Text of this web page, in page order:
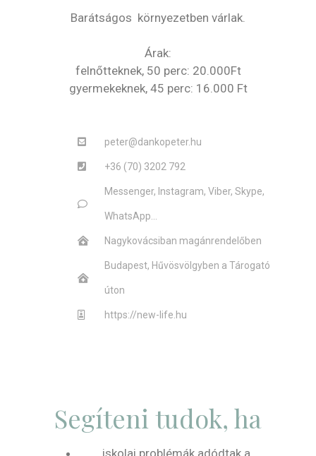
Barátságos környezetben várlak.
Árak:
felnőtteknek, 50 perc: 20.000Ft
gyermekeknek, 45 perc: 16.000 Ft
peter@dankopeter.hu
+36 (70) 3202 792
Messenger, Instagram, Viber, Skype,
WhatsApp...
Nagykovácsiban magánrendelőben
Budapest, Hűvösvölgyben a Tárogató
úton
https://new-life.hu
Segíteni tudok, ha
iskolai problémák adódtak a